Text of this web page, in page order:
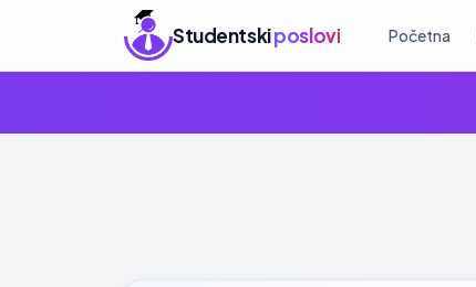
Studentskiposlovi Početna